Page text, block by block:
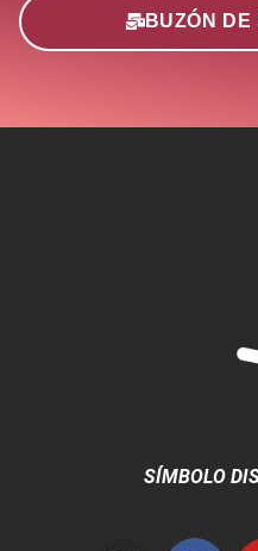
BUZÓN DE
SÍMBOLO